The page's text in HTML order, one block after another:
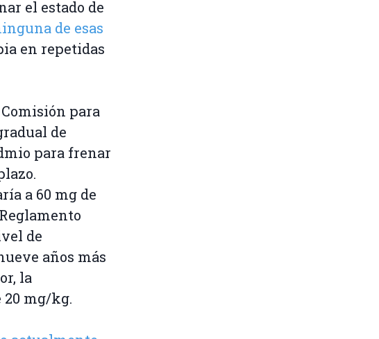
el estado de
de esas
en repetidas
para
de
para frenar
a 60 mg de
de
años más
la
mg/kg.